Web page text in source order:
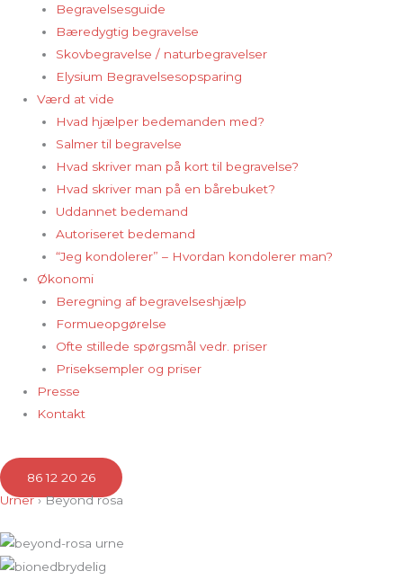
Begravelsesguide
Bæredygtig begravelse
Skovbegravelse / naturbegravelser
Elysium Begravelsesopsparing
Værd at vide
Hvad hjælper bedemanden med?
Salmer til begravelse
Hvad skriver man på kort til begravelse?
Hvad skriver man på en bårebuket?
Uddannet bedemand
Autoriseret bedemand
“Jeg kondolerer” – Hvordan kondolerer man?
Økonomi
Beregning af begravelseshjælp
Formueopgørelse
Ofte stillede spørgsmål vedr. priser
Priseksempler og priser
Presse
Kontakt
86 12 20 26
Urner› Beyond rosa